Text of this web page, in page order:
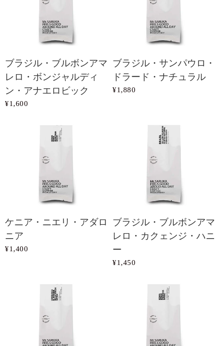
ブラジル・ブルボンアマ
レロ・ボンジャルディ
ン・アナエロビック
¥1,600
ブラジル・サンパウロ・
ドラード・ナチュラル
¥1,880
ケニア・ニエリ・アダロ
ニア
¥1,400
ブラジル・ブルボンアマ
レロ・カクェンジ・ハニ
ー
¥1,450